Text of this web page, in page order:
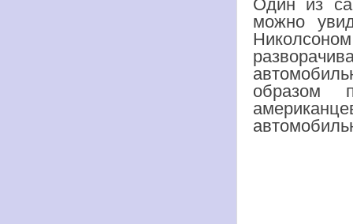
Один из
можно
образом